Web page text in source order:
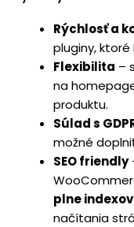
Rýchlosť a
pluginy,
Flexibilita –
na
produktu.
Súlad s
možné
SEO friendly
plne
načítania